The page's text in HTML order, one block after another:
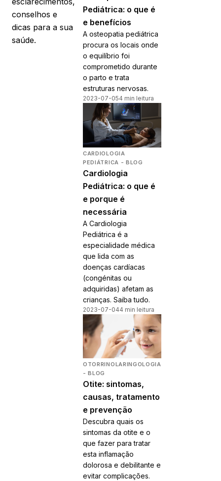
conselhos e
dicas para a sua
saúde.
Pediátrica: o que é
e benefícios
A osteopatia pediátrica
procura os locais onde
o equilíbrio foi
comprometido durante
o parto e trata
estruturas nervosas.
2023-07-054 min leitura
CARDIOLOGIA
PEDIÁTRICA - BLOG
Cardiologia
Pediátrica: o que é
e porque é
necessária
A Cardiologia
Pediátrica é a
especialidade médica
que lida com as
doenças cardíacas
(congénitas ou
adquiridas) afetam as
crianças. Saiba tudo.
2023-07-044 min leitura
OTORRINOLARINGOLOGIA
- BLOG
Otite: sintomas,
causas, tratamento
e prevenção
Descubra quais os
sintomas da otite e o
que fazer para tratar
esta inflamação
dolorosa e debilitante e
evitar complicações.